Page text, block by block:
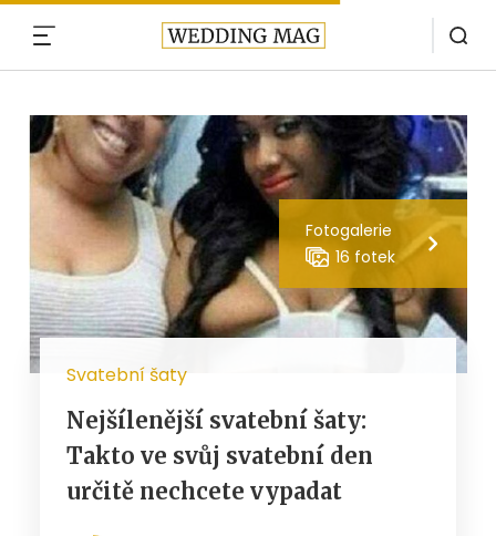
Fotogalerie
16 fotek
Svatební šaty
Nejšílenější svatební šaty:
Takto ve svůj svatební den
určitě nechcete vypadat